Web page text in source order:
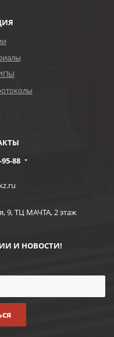
95-88
9, ТЦ МАЧТА, 2 этаж
И НОВОСТИ!